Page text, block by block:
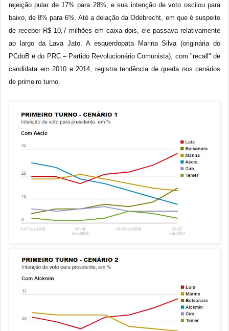
rejeição pular de 17% para 28%, e sua intenção de voto oscilou para
baixo, de 8% para 6%. Até a delação da Odebrecht, em que é suspeito
de receber R$ 10,7 milhões em caixa dois, ele passava relativamente
ao largo da Lava Jato. A esquerdopata Marina Silva (originária do
PCdoB e do PRC – Partido Revolucionário Comunista), com "recall" de
candidata em 2010 e 2014, registra tendência de queda nos cenários
de primeiro turno.